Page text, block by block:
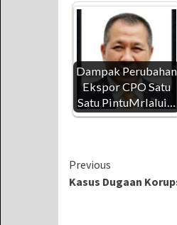
Dampak Perubahan
Ekspor CPO Satu
Satu PintuMrlalui…
Continue
Reading
Previous
Kasus Dugaan